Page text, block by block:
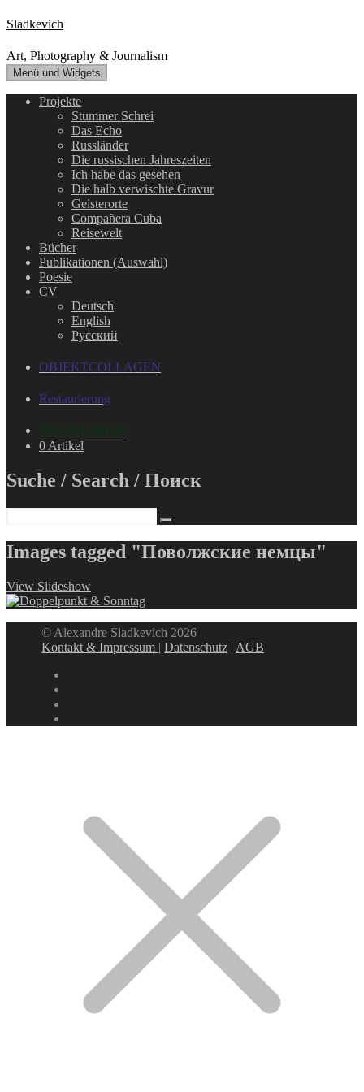
Zum
Inhalt
springen
Sladkevich
Art, Photography & Journalism
Menü und Widgets
Projekte
Stummer Schrei
Das Echo
Russländer
Die russischen Jahreszeiten
Ich habe das gesehen
Die halb verwischte Gravur
Geisterorte
Compañera Cuba
Reisewelt
Bücher
Publikationen (Auswahl)
Poesie
CV
Deutsch
English
Русский
OBJEKTCOLLAGEN
Restaurierung
ONLINE-SHOP
0 Artikel
Suche / Search / Поиск
Images tagged "Поволжские немцы"
View Slideshow
© Alexandre Sladkevich 2026
Kontakt & Impressum |Datenschutz | AGB